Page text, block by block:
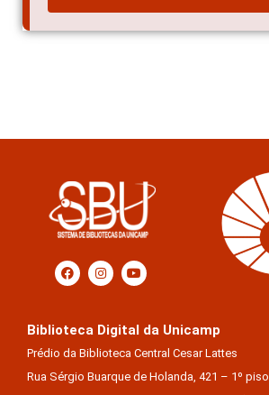
Biblioteca Digital da Unicamp
Prédio da Biblioteca Central Cesar Lattes
Rua Sérgio Buarque de Holanda, 421 – 1º piso